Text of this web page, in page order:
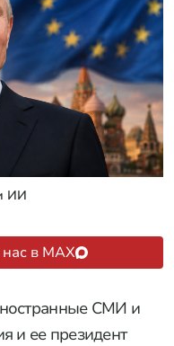
ИИ
в MAX
СМИ и
и ее президент